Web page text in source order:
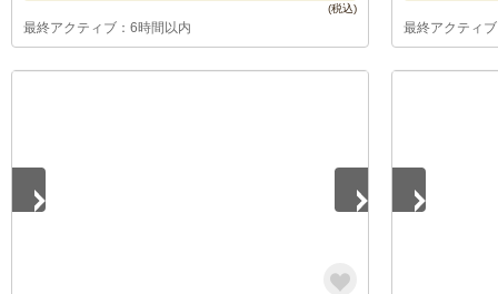
最終アクティブ：6時間以内 最終アクティ